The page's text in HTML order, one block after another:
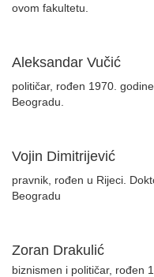
ovom fakultetu.
Aleksandar Vučić
političar, rođen 1970.
Beogradu.
Vojin Dimitrijević
pravnik, rođen u Rijeci.
Beogradu
Zoran Drakulić
biznismen i političar, rođen